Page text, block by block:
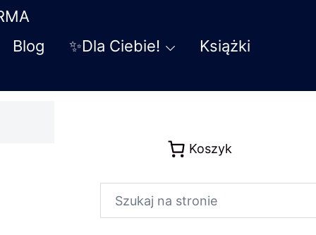
Blog ✨Dla Ciebie!
Książki
Koszyk
Szukaj